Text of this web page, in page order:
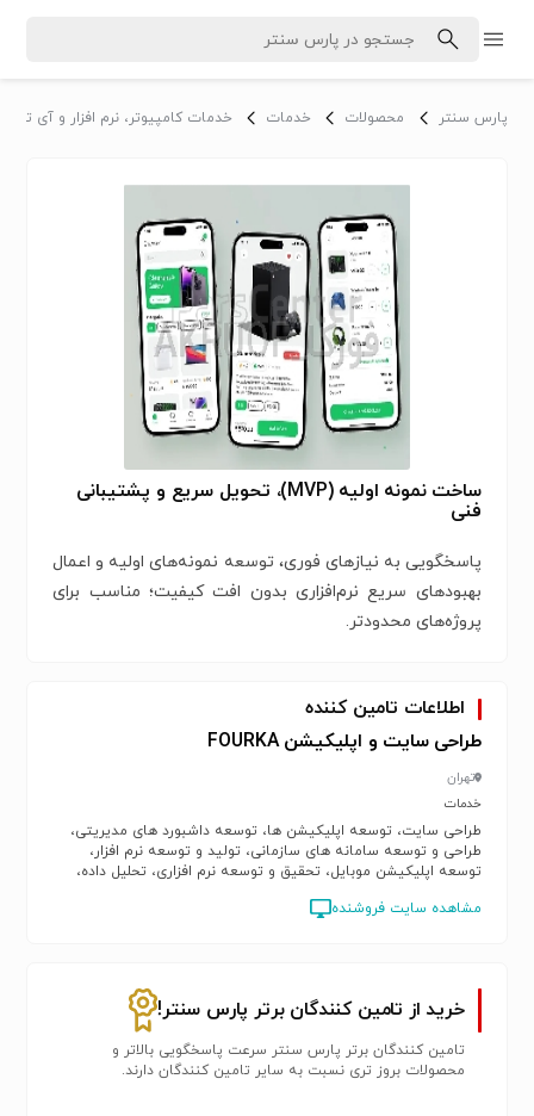
پارس سنتر محصولات خدمات خدمات کامپیوتر، نرم افزار و آی تی
ساخت نمونه اولیه (MVP)، تحویل سریع و پشتیبانی
فنی
پاسخگویی به نیازهای فوری، توسعه نمونه‌های اولیه و اعمال
بهبودهای سریع نرم‌افزاری بدون افت کیفیت؛ مناسب برای
پروژه‌های محدودتر.
اطلاعات تامین کننده
طراحی سایت و اپلیکیشن FOURKA
تهران
خدمات
طراحی سایت، توسعه اپلیکیشن ها، توسعه داشبورد های مدیریتی،
طراحی و توسعه سامانه های سازمانی، تولید و توسعه نرم افزار،
توسعه اپلیکیشن موبایل، تحقیق و توسعه نرم افزاری، تحلیل داده،
مشاهده سایت فروشنده
خرید از تامین کنندگان برتر پارس سنتر!
تامین کنندگان برتر پارس سنتر سرعت پاسخگویی بالاتر و
محصولات بروز تری نسبت به سایر تامین کنندگان دارند.